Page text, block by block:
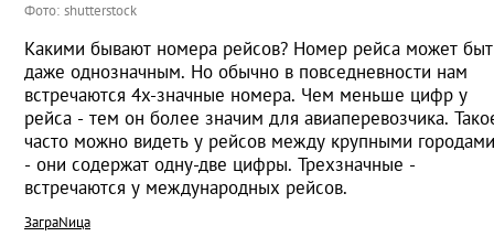
Фото: shutterstock
Какими бывают номера рейсов? Номер рейса может
даже однозначным. Но обычно в повседневности нам
встречаются 4х-значные номера. Чем меньше цифр у
рейса - тем он более значим для авиаперевозчика.
часто можно видеть у рейсов между крупными городами
- они содержат одну-две цифры. Трехзначные -
встречаются у международных рейсов.
ЗаграNица